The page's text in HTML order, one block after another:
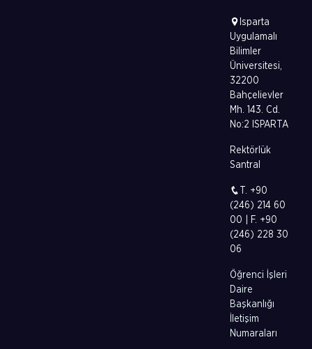
Isparta
Uygulamalı
Bilimler
Üniversitesi,
32200
Bahçelievler
Mh. 143. Cd.
No:2 ISPARTA
Rektörlük
Santral
T. +90
(246) 214 60
00 | F. +90
(246) 228 30
06
Öğrenci İşleri
Daire
Başkanlığı
İletişim
Numaraları